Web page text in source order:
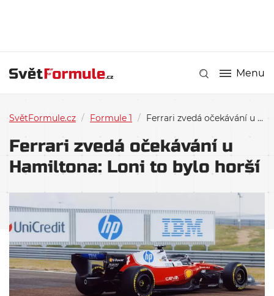
Menu
SvětFormule.cz / Formule 1 / Ferrari zvedá očekávání u Hamiltona: Loni to bylo horší
Ferrari zvedá očekávání u
Hamiltona: Loni to bylo horší